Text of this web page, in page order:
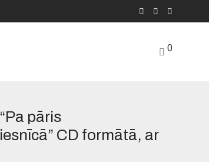
0
pāris
CD formātā, ar